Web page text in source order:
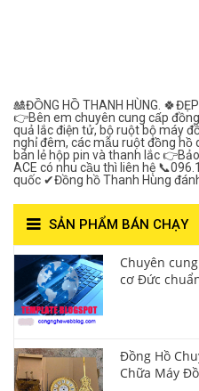
🎎ĐỒNG HỒ THANH HÙNG.
👉Bên em chuyên cung cấp
quả lắc điện tử, bộ ruột bộ máy
nghỉ đêm, các mẫu ruột đồng hồ
bán lẻ hộp pin và thanh lắc
ACE có nhu cầu thì liên hệ
quốc ✔Đồng hồ Thanh Hùng
SẢN PHẨM BÁN CHẠY
Chuyên
cơ Đức
Đồng Hồ
Chữa Máy